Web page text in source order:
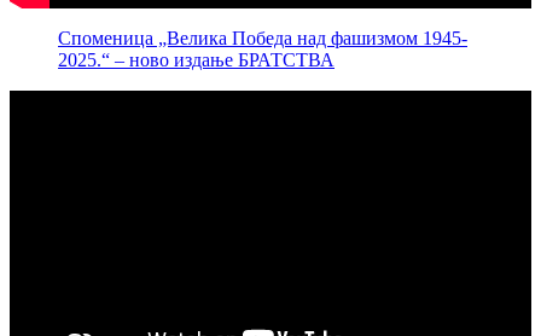
Споменица „Велика Победа над фашизмом 1945-
2025.“ – ново издање БРАТСТВА